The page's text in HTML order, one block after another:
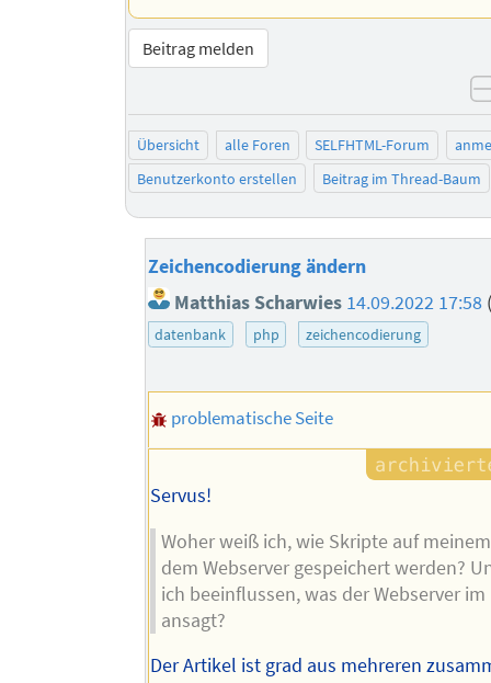
Beitrag melden
Übersicht alle Foren SELFHTML-Forum
Benutzerkonto erstellen
Beitrag im Thread-Baum
Zeichencodierung ändern
Matthias Scharwies 14.09.2022 17:58 (
datenbank php zeichencodierung
problematische Seite
Servus!
Woher weiß ich, wie Skripte auf
dem Webserver gespeichert werden?
ich beeinflussen, was der Webserver im
ansagt?
Der Artikel ist grad aus mehreren